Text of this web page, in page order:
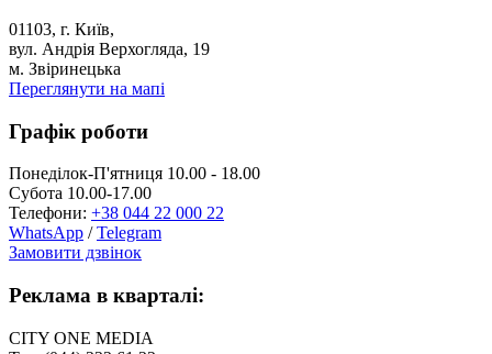
01103, г. Київ,
вул. Андрія Верхогляда, 19
м. Звіринецька
Переглянути на мапі
Графік роботи
Понеділок-П'ятниця 10.00 - 18.00
Субота 10.00-17.00
Телефони: +38 044 22 000 22
WhatsApp /Telegram
Замовити дзвінок
Реклама в кварталі:
CITY ONE MEDIA